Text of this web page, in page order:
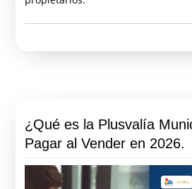
¿Qué es la Plusvalía
Pagar al Vender en 2026.